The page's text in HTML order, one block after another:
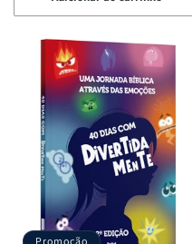
de
Devocional
Quarto
de
Guerra
Isabelle
S.
Alves
de
Devocional
Quarto
de
Guerra
|
Isabelle
S.
Alves
Promoção